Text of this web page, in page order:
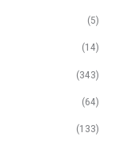
(5)
(14)
(343)
(64)
(133)